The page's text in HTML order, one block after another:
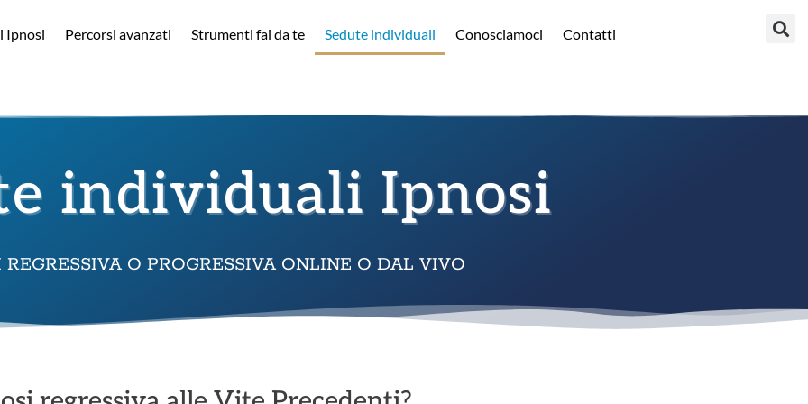
Ipnosi Percorsi avanzati Strumenti fai da te Sedute individuali Conosciamoci Contatti
individuali Ipnosi
REGRESSIVA O PROGRESSIVA ONLINE O DAL VIVO